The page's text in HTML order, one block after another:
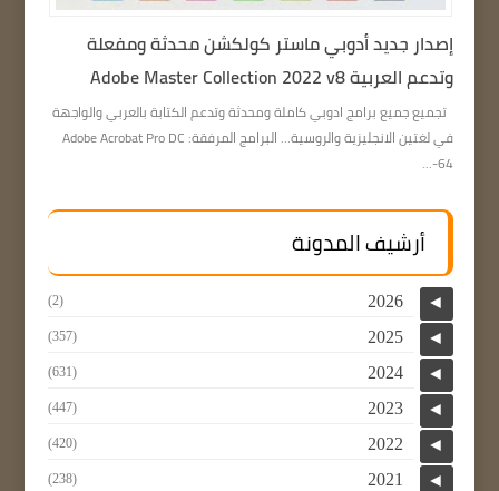
إصدار جديد أدوبي ماستر كولكشن محدثة ومفعلة
وتدعم العربية Adobe Master Collection 2022 v8
تجميع جميع برامج ادوبي كاملة ومحدثة وتدعم الكتابة بالعربي والواجهة
في لغتين الانجليزية والروسية… البرامج المرفقة: Adobe Acrobat Pro DC
64-...
أرشيف المدونة
◄
2026
(2)
◄
2025
(357)
◄
2024
(631)
◄
2023
(447)
◄
2022
(420)
◄
2021
(238)